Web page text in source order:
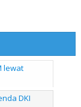
lewat
DKI